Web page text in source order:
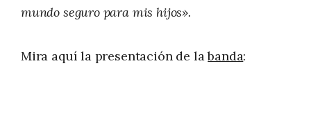
mundo seguro para mis hijos».
Mira aquí la presentación de labanda: